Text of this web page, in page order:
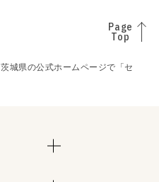
Page
Top
茨城県の公式ホームページで「セ